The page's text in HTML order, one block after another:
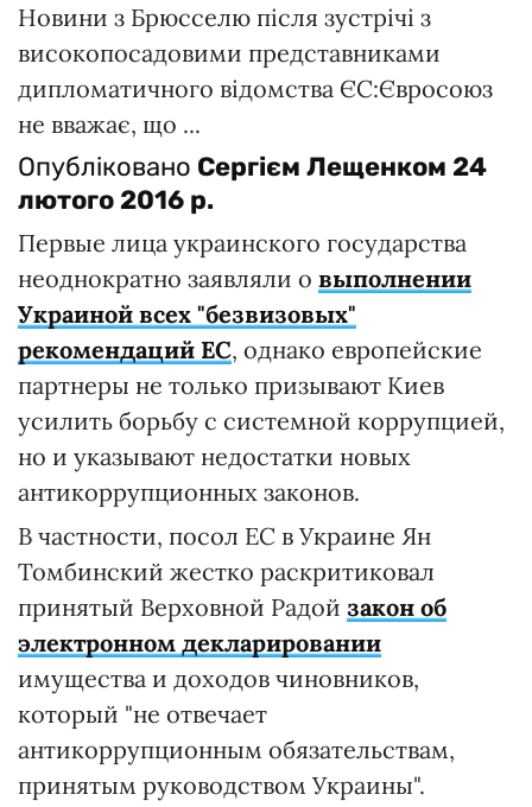
Новини з Брюсселю після зустрічі з
високопосадовими представниками
дипломатичного відомства ЄС:Євросоюз
не вважає, що ...
Опубліковано Сергієм Лещенком 24
лютого 2016 р.
Первые лица украинского государства
неоднократно заявляли о выполнении
Украиной всех "безвизовых"
рекомендаций ЕС, однако европейские
партнеры не только призывают Киев
усилить борьбу с системной коррупцией,
но и указывают недостатки новых
антикоррупционных законов.
В частности, посол ЕС в Украине Ян
Томбинский жестко раскритиковал
принятый Верховной Радой закон об
электронном декларировании
имущества и доходов чиновников,
который "не отвечает
антикоррупционным обязательствам,
принятым руководством Украины".